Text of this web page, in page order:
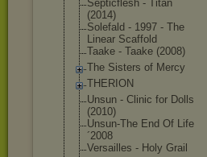
Septicflesh - Titan
(2014)
Solefald - 1997 - The
Linear Scaffold
Taake - Taake (2008)
The Sisters of Mercy
THERION
Unsun - Clinic for Dolls
(2010)
Unsun-The End Of Life
´2008
Versailles - Holy Grail